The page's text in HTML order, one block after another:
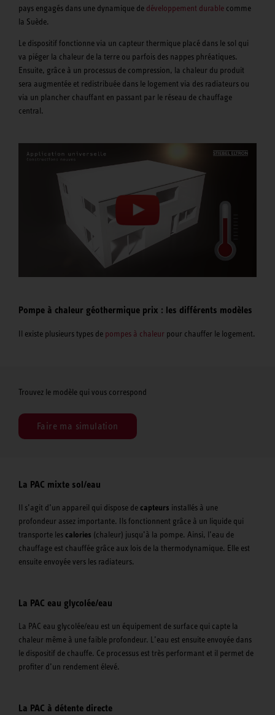
pays engagés dans une dynamique de développement durable comme
la Suède.
Le dispositif fonctionne via un capteur thermique placé dans le sol qui
va piéger la chaleur de la terre ou parfois des nappes phréatiques.
Ensuite, grâce à un processus de compression, la chaleur du produit
sera augmentée et redistribuée dans le logement via des radiateurs ou
via un plancher chauffant en passant par le réseau de chauffage
central.
Pompe à chaleur géothermique prix : les différents modèles
Il existe plusieurs types de pompes à chaleur pour chauffer le logement.
Trouvez le modèle qui vous correspond
Faire ma simulation
La PAC mixte sol/eau
Il s’agit d’un appareil qui dispose de capteurs installés à une
profondeur assez importante. Ils fonctionnent grâce à un liquide qui
transporte les calories (chaleur) jusqu’à la pompe. Ainsi, l’eau de
chauffage est chauffée grâce aux lois de la thermodynamique. Elle est
ensuite envoyée vers les radiateurs.
La PAC eau glycolée/eau
La PAC eau glycolée/eau est un équipement de surface qui capte la
chaleur même à une faible profondeur. L’eau est ensuite envoyée dans
le dispositif de chauffe. Ce processus est très performant et il permet de
profiter d’un rendement élevé.
La PAC à détente directe